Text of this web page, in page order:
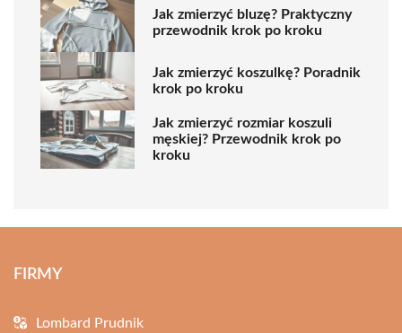
Jak zmierzyć bluzę? Praktyczny
przewodnik krok po kroku
Jak zmierzyć koszulkę? Poradnik
krok po kroku
Jak zmierzyć rozmiar koszuli
męskiej? Przewodnik krok po
kroku
FIRMY
Lombard Prudnik